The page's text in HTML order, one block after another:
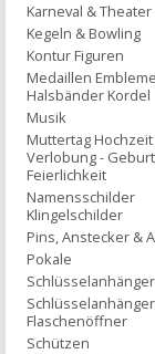
Karneval & Theater
Kegeln & Bowling
Kontur Figuren
Medaillen Embleme
Halsbänder Kordel
Musik
Muttertag Hochzeit
Verlobung -
Feierlichkeit
Namensschilder
Klingelschilder
Pins, Anstecker &
Pokale
Schlüsselanhänger
Flaschenöffner
Schützen